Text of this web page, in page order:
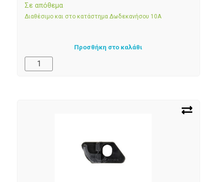
Σε απόθεμα
Διαθέσιμο και στο κατάστημα Δωδεκανήσου 10Α
Προσθήκη στο καλάθι